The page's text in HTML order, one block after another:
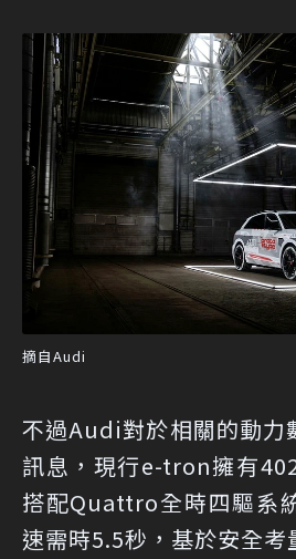
摘自Audi
不過Audi對於相關的動力
訊息，現行e-tron擁有
搭配Quattro全時四驅系
速需時5.5秒，基於安全考